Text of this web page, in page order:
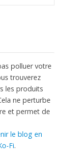
polluer votre
trouverez
les produits
ne perturbe
et permet de
le blog en
Fi.